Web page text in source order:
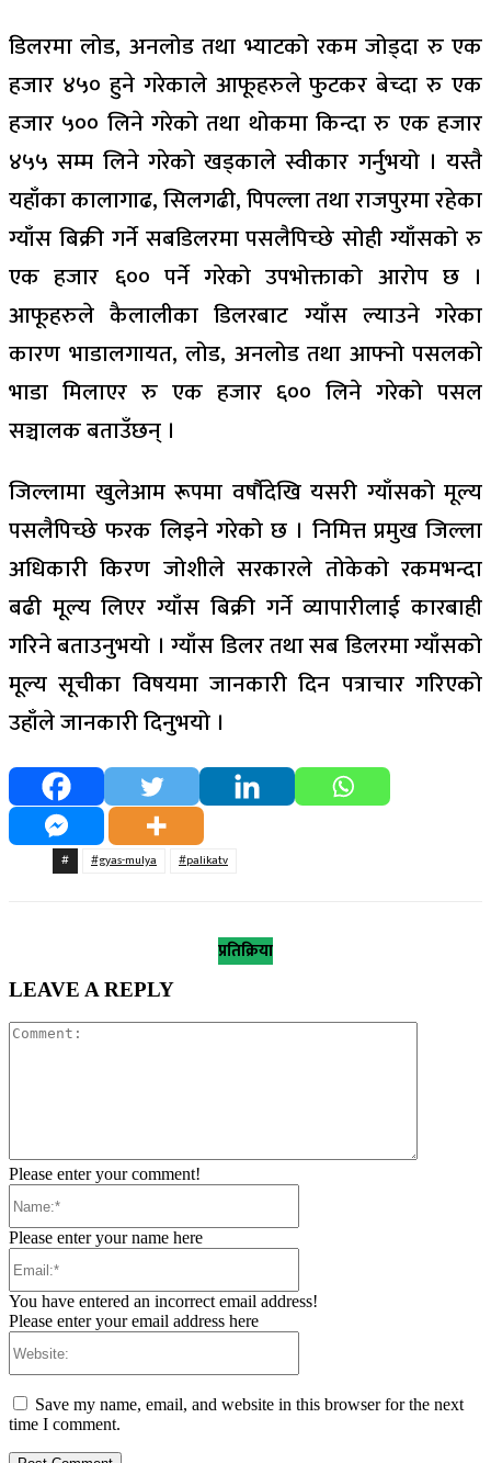
डिलरमा लोड, अनलोड तथा भ्याटको रकम जोड्दा रु एक
हजार ४५० हुने गरेकाले आफूहरुले फुटकर बेच्दा रु एक
हजार ५०० लिने गरेको तथा थोकमा किन्दा रु एक हजार
४५५ सम्म लिने गरेको खड्काले स्वीकार गर्नुभयो । यस्तै
यहाँका कालागाढ, सिलगढी, पिपल्ला तथा राजपुरमा रहेका
ग्याँस बिक्री गर्ने सबडिलरमा पसलैपिच्छे सोही ग्याँसको रु
एक हजार ६०० पर्ने गरेको उपभोक्ताको आरोप छ ।
आफूहरुले कैलालीका डिलरबाट ग्याँस ल्याउने गरेका
कारण भाडालगायत, लोड, अनलोड तथा आफ्नो पसलको
भाडा मिलाएर रु एक हजार ६०० लिने गरेको पसल
सञ्चालक बताउँछन् ।
जिल्लामा खुलेआम रूपमा वर्षौदेखि यसरी ग्याँसको मूल्य
पसलैपिच्छे फरक लिइने गरेको छ । निमित्त प्रमुख जिल्ला
अधिकारी किरण जोशीले सरकारले तोकेको रकमभन्दा
बढी मूल्य लिएर ग्याँस बिक्री गर्ने व्यापारीलाई कारबाही
गरिने बताउनुभयो । ग्याँस डिलर तथा सब डिलरमा ग्याँसको
मूल्य सूचीका विषयमा जानकारी दिन पत्राचार गरिएको
उहाँले जानकारी दिनुभयो ।
# #gyas-mulya #palikatv
प्रतिक्रिया
LEAVE A REPLY
Please enter your comment!
Please enter your name here
You have entered an incorrect email address!
Please enter your email address here
Save my name, email, and website in this browser for the next
time I comment.